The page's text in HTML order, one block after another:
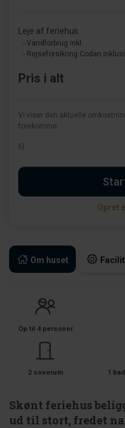
Om huset
Op til 4 personer
2 soverum 1
Skønt feriehus
ud til stort, fredet
Leje af feriehus
- Vandforbrug inkl.
- Rejseforsikring Codan
Pris i alt
Vi viser den aktuelle
forekomme.
El
Opret